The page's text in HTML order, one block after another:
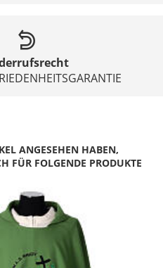
ANGESEHEN HABEN,
FÜR FOLGENDE PRODUKTE